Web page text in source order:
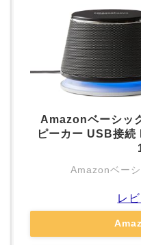
Amazonベーシッ
ピーカー USB接続
Amazonベー
レ